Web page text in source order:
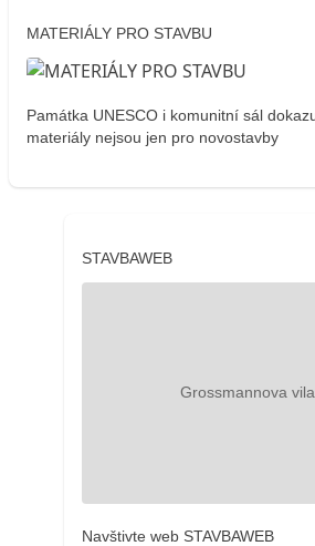
MATERIÁLY PRO STAVBU
Památka UNESCO i komunitní sál
materiály nejsou jen pro novostavby
STAVBAWEB
Navštivte web STAVBAWEB